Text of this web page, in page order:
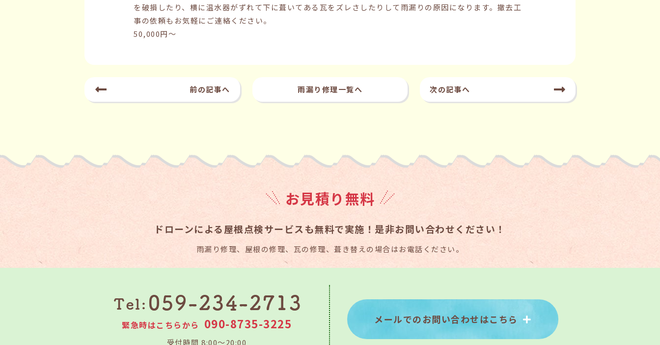
を破損したり、横に温水器がずれて下に葺いてある瓦をズレさしたりして雨漏りの原因になります。撤去工
事の依頼もお気軽にご連絡ください。
50,000円〜
前の記事へ 雨漏り修理一覧へ 次の記事へ
お見積り無料
ドローンによる屋根点検サービスも無料で実施！ 是非お問い合わせください！
雨漏り修理、屋根の修理、瓦の修理、葺き替えの場合はお電話ください。
緊急時はこちらから 090-8735-3225
受付時間 8:00～20:00
メールでのお問い合わせはこちら